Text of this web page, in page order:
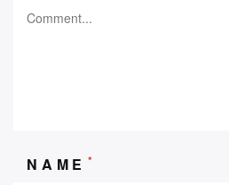
NAME *